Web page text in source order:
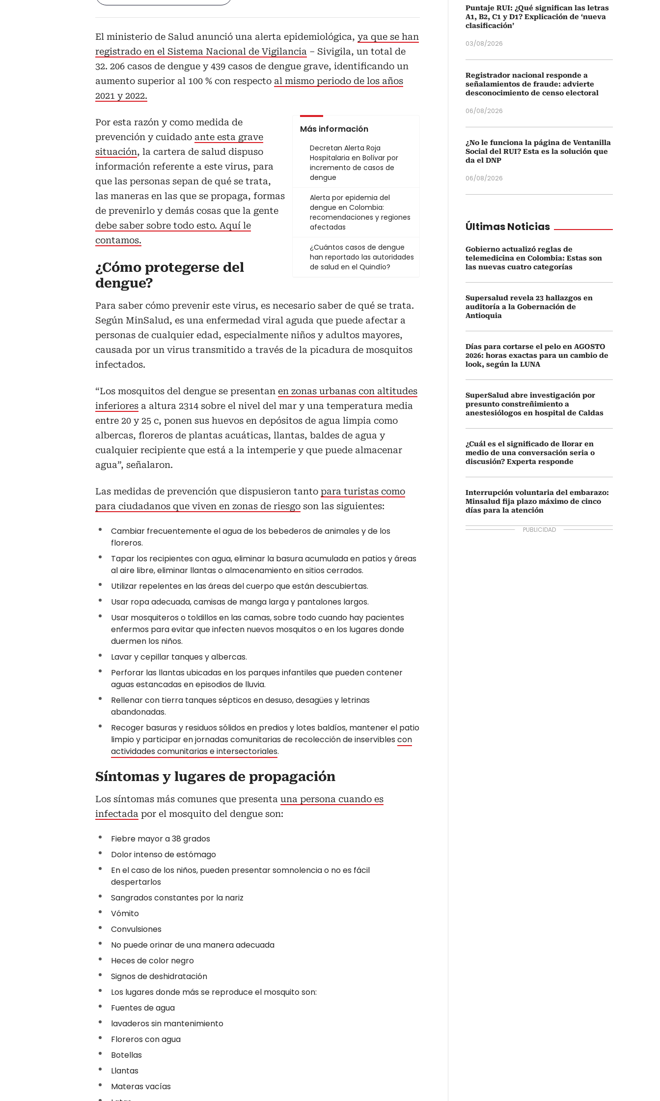
El ministerio de Salud anunció una alerta epidemiológica, ya que se han
registrado en el Sistema Nacional de Vigilancia – Sivigila, un total de
32. 206 casos de dengue y 439 casos de dengue grave, identificando un
aumento superior al 100 % con respecto al mismo periodo de los años
2021 y 2022.
Más información
Decretan Alerta Roja
Hospitalaria en Bolívar por
incremento de casos de
dengue
Alerta por epidemia del
dengue en Colombia:
recomendaciones y regiones
afectadas
¿Cuántos casos de dengue
han reportado las autoridades
de salud en el Quindío?
Por esta razón y como medida de
prevención y cuidado ante esta grave
situación, la cartera de salud dispuso
información referente a este virus, para
que las personas sepan de qué se trata,
las maneras en las que se propaga, formas
de prevenirlo y demás cosas que la gente
debe saber sobre todo esto. Aquí le
contamos.
¿Cómo protegerse del
dengue?
Para saber cómo prevenir este virus, es necesario saber de qué se trata.
Según MinSalud, es una enfermedad viral aguda que puede afectar a
personas de cualquier edad, especialmente niños y adultos mayores,
causada por un virus transmitido a través de la picadura de mosquitos
infectados.
“Los mosquitos del dengue se presentan en zonas urbanas con altitudes
inferiores a altura 2314 sobre el nivel del mar y una temperatura media
entre 20 y 25 c, ponen sus huevos en depósitos de agua limpia como
albercas, floreros de plantas acuáticas, llantas, baldes de agua y
cualquier recipiente que está a la intemperie y que puede almacenar
agua”, señalaron.
Las medidas de prevención que dispusieron tanto para turistas como
para ciudadanos que viven en zonas de riesgo son las siguientes:
Cambiar frecuentemente el agua de los bebederos de animales y de los
floreros.
Tapar los recipientes con agua, eliminar la basura acumulada en patios y áreas
al aire libre, eliminar llantas o almacenamiento en sitios cerrados.
Utilizar repelentes en las áreas del cuerpo que están descubiertas.
Usar ropa adecuada, camisas de manga larga y pantalones largos.
Usar mosquiteros o toldillos en las camas, sobre todo cuando hay pacientes
enfermos para evitar que infecten nuevos mosquitos o en los lugares donde
duermen los niños.
Lavar y cepillar tanques y albercas.
Perforar las llantas ubicadas en los parques infantiles que pueden contener
aguas estancadas en episodios de lluvia.
Rellenar con tierra tanques sépticos en desuso, desagües y letrinas
abandonadas.
Recoger basuras y residuos sólidos en predios y lotes baldíos, mantener el patio
limpio y participar en jornadas comunitarias de recolección de inservibles con
actividades comunitarias e intersectoriales.
Síntomas y lugares de propagación
Los síntomas más comunes que presenta una persona cuando es
infectada por el mosquito del dengue son:
Fiebre mayor a 38 grados
Dolor intenso de estómago
En el caso de los niños, pueden presentar somnolencia o no es fácil
despertarlos
Sangrados constantes por la nariz
Vómito
Convulsiones
No puede orinar de una manera adecuada
Heces de color negro
Signos de deshidratación
Los lugares donde más se reproduce el mosquito son:
Fuentes de agua
lavaderos sin mantenimiento
Floreros con agua
Botellas
Llantas
Materas vacías
Puntaje RUI: ¿Qué significan las letras
A1, B2, C1 y D1? Explicación de ‘nueva
clasificación’
03/08/2026
Registrador nacional responde a
señalamientos de fraude: advierte
desconocimiento de censo electoral
06/08/2026
¿No le funciona la página de Ventanilla
Social del RUI? Esta es la solución que
da el DNP
06/08/2026
Últimas Noticias
Gobierno actualizó reglas de
telemedicina en Colombia: Estas son
las nuevas cuatro categorías
Supersalud revela 23 hallazgos en
auditoría a la Gobernación de
Antioquia
Días para cortarse el pelo en AGOSTO
2026: horas exactas para un cambio de
look, según la LUNA
SuperSalud abre investigación por
presunto constreñimiento a
anestesiólogos en hospital de Caldas
¿Cuál es el significado de llorar en
medio de una conversación seria o
discusión? Experta responde
Interrupción voluntaria del embarazo:
Minsalud fija plazo máximo de cinco
días para la atención